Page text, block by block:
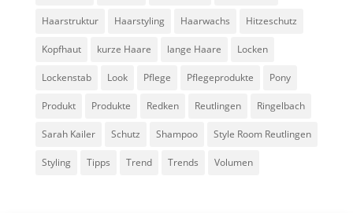
Haarstruktur Haarstyling Haarwachs Hitzeschutz
Kopfhaut kurze Haare lange Haare Locken
Lockenstab Look Pflege Pflegeprodukte Pony
Produkt Produkte Redken Reutlingen Ringelbach
Sarah Kailer Schutz Shampoo Style Room Reutlingen
Styling Tipps Trend Trends Volumen